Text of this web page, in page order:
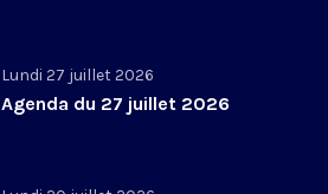
Lundi 27 juillet 2026
Agenda du 27 juillet 2026